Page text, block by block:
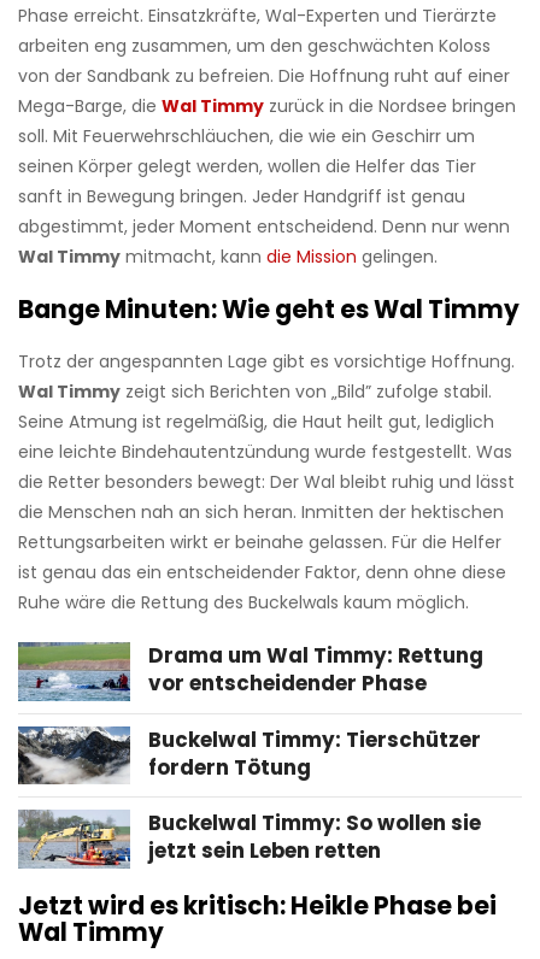
Phase erreicht. Einsatzkräfte, Wal-Experten und Tierärzte
arbeiten eng zusammen, um den geschwächten Koloss
von der Sandbank zu befreien. Die Hoffnung ruht auf einer
Mega-Barge, die Wal Timmy zurück in die Nordsee bringen
soll. Mit Feuerwehrschläuchen, die wie ein Geschirr um
seinen Körper gelegt werden, wollen die Helfer das Tier
sanft in Bewegung bringen. Jeder Handgriff ist genau
abgestimmt, jeder Moment entscheidend. Denn nur wenn
Wal Timmy mitmacht, kann die Mission gelingen.
Bange Minuten: Wie geht es Wal Timmy
Trotz der angespannten Lage gibt es vorsichtige Hoffnung.
Wal Timmy zeigt sich Berichten von „Bild” zufolge stabil.
Seine Atmung ist regelmäßig, die Haut heilt gut, lediglich
eine leichte Bindehautentzündung wurde festgestellt. Was
die Retter besonders bewegt: Der Wal bleibt ruhig und lässt
die Menschen nah an sich heran. Inmitten der hektischen
Rettungsarbeiten wirkt er beinahe gelassen. Für die Helfer
ist genau das ein entscheidender Faktor, denn ohne diese
Ruhe wäre die Rettung des Buckelwals kaum möglich.
Drama um Wal Timmy: Rettung
vor entscheidender Phase
Buckelwal Timmy: Tierschützer
fordern Tötung
Buckelwal Timmy: So wollen sie
jetzt sein Leben retten
Jetzt wird es kritisch: Heikle Phase bei
Wal Timmy